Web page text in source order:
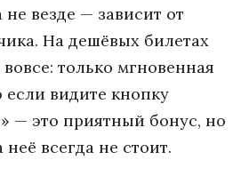
везде — зависит от
На дешёвых билетах
только мгновенная
если видите кнопку
— это приятный бонус, но
всегда не стоит.